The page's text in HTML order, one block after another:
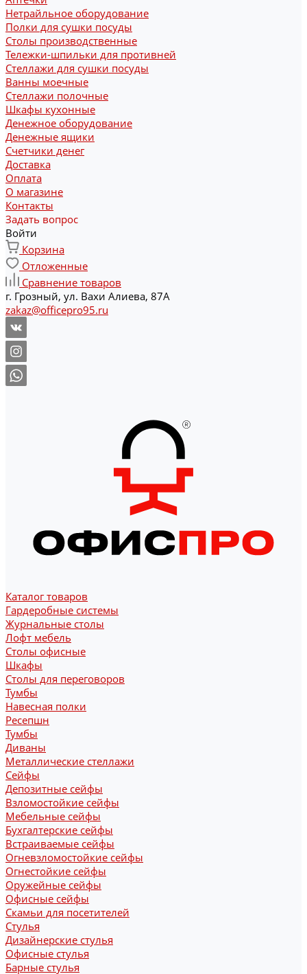
Нетрайльное оборудование
Полки для сушки посуды
Столы производственные
Тележки-шпильки для противней
Стеллажи для сушки посуды
Ванны моечные
Стеллажи полочные
Шкафы кухонные
Денежное оборудование
Денежные ящики
Счетчики денег
Доставка
Оплата
О магазине
Контакты
Задать вопрос
Войти
Корзина
Отложенные
Сравнение товаров
г. Грозный, ул. Вахи Алиева, 87А
zakaz@officepro95.ru
Каталог товаров
Гардеробные системы
Журнальные столы
Лофт мебель
Столы офисные
Шкафы
Столы для переговоров
Тумбы
Навесная полки
Ресепшн
Тумбы
Диваны
Металлические стеллажи
Сейфы
Депозитные сейфы
Взломостойкие сейфы
Мебельные сейфы
Бухгалтерские сейфы
Встраиваемые сейфы
Огневзломостойкие сейфы
Огнестойкие сейфы
Оружейные сейфы
Офисные сейфы
Скамьи для посетителей
Стулья
Дизайнерские стулья
Офисные стулья
Барные стулья